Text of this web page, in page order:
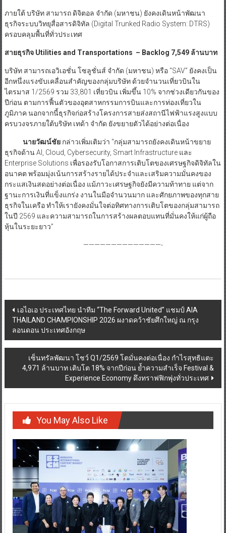
ภายใต้ บริษัท สามารถ ดิจิตอล จำกัด (มหาชน) ยังคงเดินหน้าพัฒนา
ธุรกิจระบบวิทยุสื่อสารดิจิทัล (Digital Trunked Radio System: DTRS)
ครอบคลุมพื้นที่ทั่วประเทศ
สายธุรกิจ Utilities and Transportations – Backlog 7,549 ล้านบาท
บริษัท สามารถเอวิเอชั่น โซลูชั่นส์ จำกัด (มหาชน) หรือ “SAV” ยังคงเป็น
อีกหนึ่งแรงขับเคลื่อนสำคัญของกลุ่มบริษัท ด้วยจำนวนเที่ยวบินใน
ไตรมาส 1/2569 รวม 33,801 เที่ยวบิน เพิ่มขึ้น 10% จากช่วงเดียวกันของ
ปีก่อน ตามการฟื้นตัวของอุตสาหกรรมการบินและการท่องเที่ยวใน
ภูมิภาค นอกจากนี้ธุรกิจก่อสร้างโครงการสายส่งสถานีไฟฟ้าแรงสูงแบบ
ครบวงจรภายใต้บริษัท เทด้า จำกัด ยังขยายตัวได้อย่างต่อเนื่อง
นายวัฒน์ชัยกล่าวเพิ่มเติมว่า “กลุ่มสามารถยังคงเดินหน้าขยาย
ธุรกิจด้าน AI, Cloud, Cybersecurity, Smart Infrastructure และ
Enterprise Solutions เพื่อรองรับโอกาสการเติบโตของเศรษฐกิจดิจิทัลใน
อนาคต พร้อมมุ่งเน้นการสร้างรายได้ประจำและเสริมความมั่นคงของ
กระแสเงินสดอย่างต่อเนื่อง แม้ภาวะเศรษฐกิจยังมีความท้าทาย แต่จาก
ฐานะการเงินที่แข็งแกร่ง งานในมือจำนวนมาก และศักยภาพของทุกสาย
ธุรกิจในเครือ ทำให้เรายังคงมั่นใจต่อทิศทางการเติบโตของกลุ่มสามารถ
ในปี 2569 และความสามารถในการสร้างผลตอบแทนที่มั่นคงให้แก่ผู้ถือ
หุ้นในระยะยาว”
——————————————-
Post
navigation
เอไอเอ ประเทศไทย นำทีม “The Forward United” แชมป์ AIA
THAILAND CHAMPIONSHIP 2026 ผงาดคว้าชัยศึกใหญ่ ณ กรุง
ลอนดอน ประเทศอังกฤษ
เซ็นทรัลพัฒนา โชว์ Q1/2569 โตมั่นคงต่อเนื่อง กำไรสุทธิแตะ
4,971 ล้านบาท เติบโต 18% จากปีก่อน ย้ำความสำเร็จ Festival &
Experience Economy ดึงทราฟฟิกพุ่งทั่วประเทศ
You May Also Like